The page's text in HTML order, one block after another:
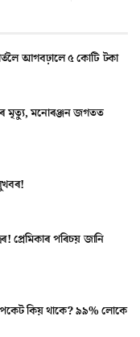
আগবঢ়ালে ৫ কোটি টকা
মৃত্যু, মনোৰঞ্জন জগতত
প্ৰেমিকাৰ পৰিচয় জানি
কিয় থাকে? ৯৯% লোকে